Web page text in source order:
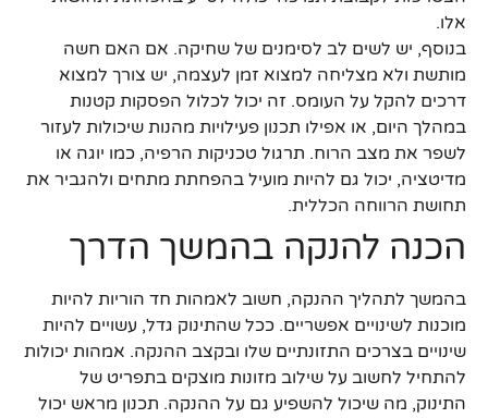
אלו.
בנוסף, יש לשים לב לסימנים של שחיקה. אם האם חשה
מותשת ולא מצליחה למצוא זמן לעצמה, יש צורך למצוא
דרכים להקל על העומס. זה יכול לכלול הפסקות קטנות
במהלך היום, או אפילו תכנון פעילויות מהנות שיכולות לעזור
לשפר את מצב הרוח. תרגול טכניקות הרפיה, כמו יוגה או
מדיטציה, יכול גם להיות מועיל בהפחתת מתחים ולהגביר את
תחושת הרווחה הכללית.
הכנה להנקה בהמשך הדרך
בהמשך לתהליך ההנקה, חשוב לאמהות חד הוריות להיות
מוכנות לשינויים אפשריים. ככל שהתינוק גדל, עשויים להיות
שינויים בצרכים התזונתיים שלו ובקצב ההנקה. אמהות יכולות
להתחיל לחשוב על שילוב מזונות מוצקים בתפריט של
התינוק, מה שיכול להשפיע גם על ההנקה. תכנון מראש יכול